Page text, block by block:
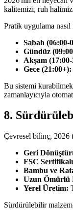
kalitemizi, ruh
Pratik uygulama
Sabah (06:00-
Gündüz
Akşam
Gece (21:00+):
Bu sistemi
zamanlayıcıyla
8.
Çevresel bilinç, 2026
Geri
FSC
Bambu ve
Uzun Ömürlü
Yerel Üretim:
Sürdürülebilir